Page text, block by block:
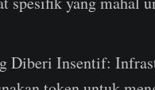
Diberi Insentif: